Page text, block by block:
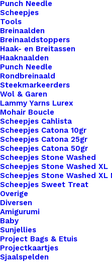
Punch Needle
Scheepjes
Tools
Breinaalden
Breinaaldstoppers
Haak- en Breitassen
Haaknaalden
Punch Needle
Rondbreinaald
Steekmarkeerders
Wol & Garen
Lammy Yarns Lurex
Mohair Boucle
Scheepjes Cahlista
Scheepjes Catona 10gr
Scheepjes Catona 25gr
Scheepjes Catona 50gr
Scheepjes Stone Washed
Scheepjes Stone Washed XL
Scheepjes Stone Washed XL
Scheepjes Sweet Treat
Overige
Diversen
Amigurumi
Baby
Sunjellies
Project Bags & Etuis
Projectkaartjes
Sjaalspelden
past bij jouw creatieve
van elastiekjes of de
om je pomponnen stevig
speels en luxe element
onze pomponnen van
“bollen” gebruik
Ontvang een melding
voorraad is
Uitverkocht
Categorie
Kleur